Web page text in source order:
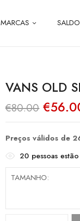
MARCAS
VANS OLD
€80.00 O
preço
€
Preços válidos de
20 pessoas
TAMANHO